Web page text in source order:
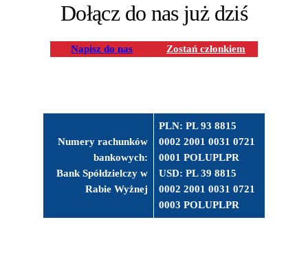
Dołącz do nas już dziś
Napisz do nas Zostań członkiem
Numery rachunków
bankowych:
Bank Spółdzielczy w
Rabie Wyżnej
PLN: PL 93 8815
0002 2001 0031 0721
0001 POLUPLPR
USD: PL 39 8815
0002 2001 0031 0721
0003 POLUPLPR